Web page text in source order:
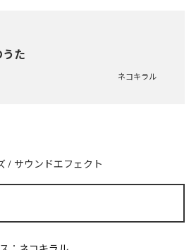
た
ネコキラル
/ サウンドエフェクト